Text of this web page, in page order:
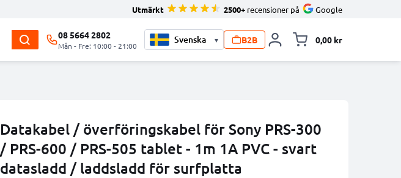
Utmärkt 2500+ recensioner på Google
08 5664 2802
Mån - Fre: 10:00 - 21:00
▾ B2B 0,00 kr
Datakabel / överföringskabel för Sony PRS-300
/ PRS-600 / PRS-505 tablet - 1m 1A PVC - svart
datasladd / laddsladd för surfplatta